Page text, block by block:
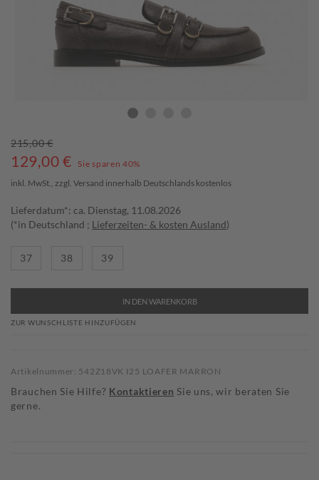
215,00 €
129,00 €
Sie sparen 40%
inkl. MwSt., zzgl. Versand innerhalb Deutschlands kostenlos
Lieferdatum*: ca. Dienstag, 11.08.2026
(*in Deutschland ; Lieferzeiten- & kosten Ausland)
37 38 39
IN DEN WARENKORB
ZUR WUNSCHLISTE HINZUFÜGEN
Artikelnummer: 542Z18VK I25 LOAFER MARRON
Brauchen Sie Hilfe? Kontaktieren Sie uns, wir beraten Sie
gerne.